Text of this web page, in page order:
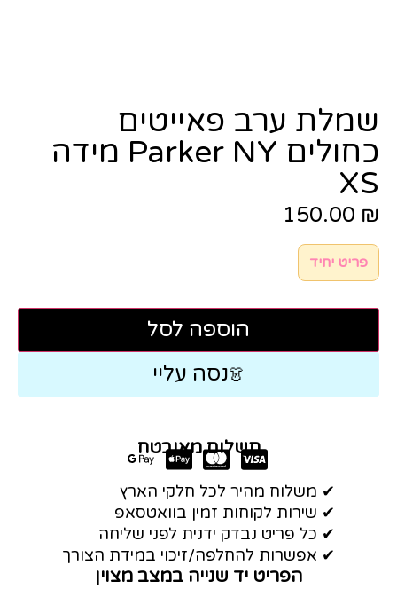
שמלת ערב פאייטים
כחולים Parker NY מידה
XS
150.00 ₪
פריט יחיד
הוספה לסל
👗נסה עליי
תשלום מאובטח
✔ משלוח מהיר לכל חלקי הארץ
✔ שירות לקוחות זמין בוואטסאפ
✔ כל פריט נבדק ידנית לפני שליחה
✔ אפשרות להחלפה/זיכוי במידת הצורך
הפריט יד שנייה במצב מצוין